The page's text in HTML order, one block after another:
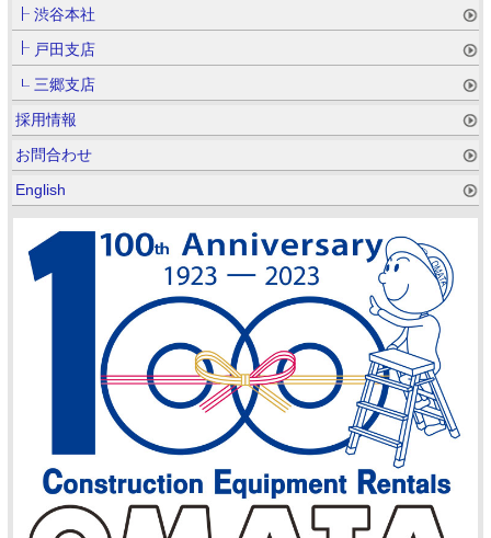
渋谷本社
戸田支店
三郷支店
採用情報
お問合わせ
English